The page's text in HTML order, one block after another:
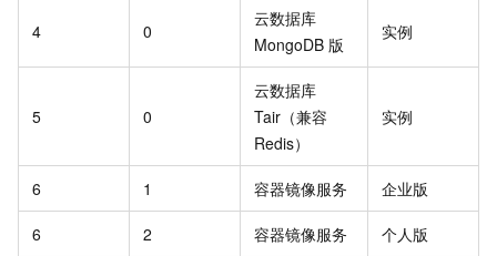
4 0
云数据库
MongoDB 版
实例
5 0
云数据库
Tair（兼容
Redis）
实例
6 1 容器镜像服务 企业版
6 2 容器镜像服务 个人版